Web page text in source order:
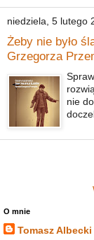
niedziela, 5 lutego
Żeby nie było
Grzegorza
nie
O mnie
Tomasz Albecki